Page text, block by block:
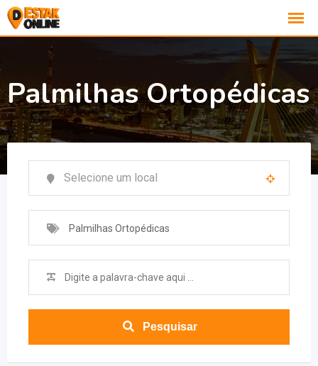
Palmilhas Ortopédicas
Palmilhas Ortopédicas
Pesquisar